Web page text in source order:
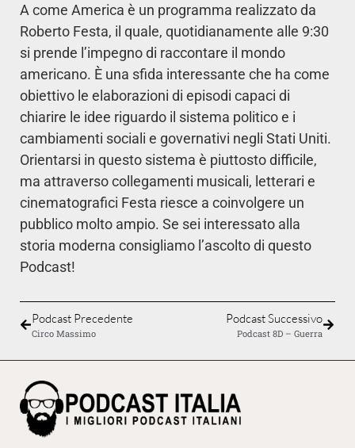
A come America è un programma realizzato da
Roberto Festa, il quale, quotidianamente alle 9:30
si prende l’impegno di raccontare il mondo
americano. È una sfida interessante che ha come
obiettivo le elaborazioni di episodi capaci di
chiarire le idee riguardo il sistema politico e i
cambiamenti sociali e governativi negli Stati Uniti.
Orientarsi in questo sistema è piuttosto difficile,
ma attraverso collegamenti musicali, letterari e
cinematografici Festa riesce a coinvolgere un
pubblico molto ampio. Se sei interessato alla
storia moderna consigliamo l’ascolto di questo
Podcast!
Podcast Precedente
Circo Massimo
Podcast Successivo
Podcast 8D – Guerra